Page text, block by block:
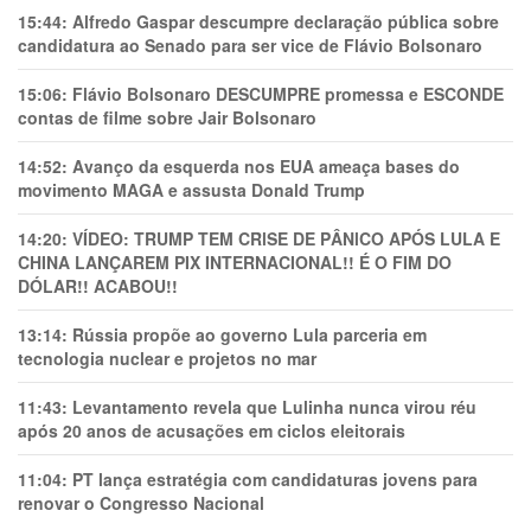
15:44: Alfredo Gaspar descumpre declaração pública sobre
candidatura ao Senado para ser vice de Flávio Bolsonaro
15:06: Flávio Bolsonaro DESCUMPRE promessa e ESCONDE
contas de filme sobre Jair Bolsonaro
14:52: Avanço da esquerda nos EUA ameaça bases do
movimento MAGA e assusta Donald Trump
14:20: VÍDEO: TRUMP TEM CRlSE DE PÂNlCO APÓS LULA E
CHINA LANÇAREM PIX INTERNACIONAL!! É O FIM DO
DÓLAR!! ACABOU!!
13:14: Rússia propõe ao governo Lula parceria em
tecnologia nuclear e projetos no mar
11:43: Levantamento revela que Lulinha nunca virou réu
após 20 anos de acusações em ciclos eleitorais
11:04: PT lança estratégia com candidaturas jovens para
renovar o Congresso Nacional